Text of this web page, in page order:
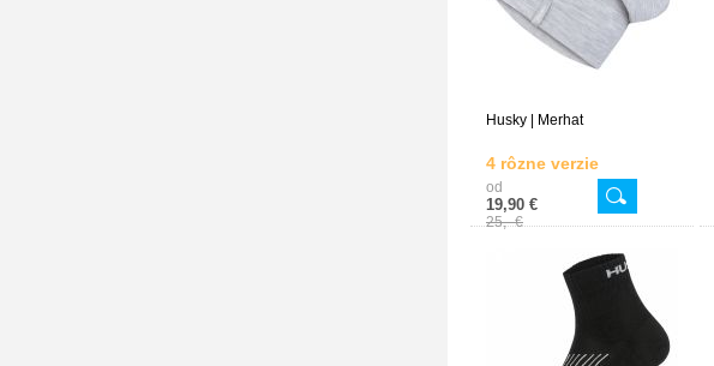
Husky | Merhat
4 rôzne verzie
od
19,90 €
25,- €